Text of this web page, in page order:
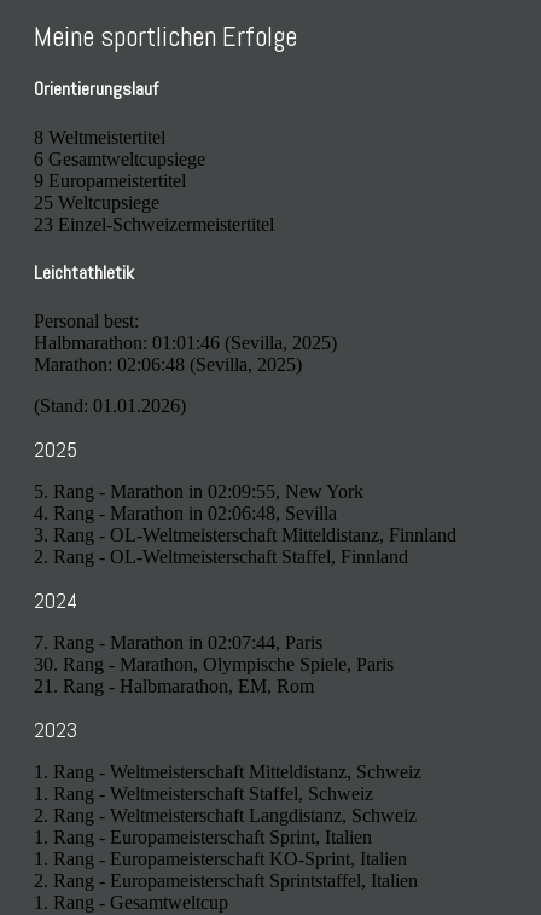
Meine sportlichen Erfolge
Orientierungslauf
8 Weltmeistertitel
6 Gesamtweltcupsiege
9 Europameistertitel
25 Weltcupsiege
23 Einzel-Schweizermeistertitel
Leichtathletik
Personal best:
Halbmarathon: 01:01:46 (Sevilla, 2025)
Marathon: 02:06:48 (Sevilla, 2025)
(Stand: 01.01.2026)
2025
5. Rang - Marathon in 02:09:55, New York
4. Rang - Marathon in 02:06:48, Sevilla
3. Rang - OL-Weltmeisterschaft Mitteldistanz, Finnland
2. Rang - OL-Weltmeisterschaft Staffel, Finnland
2024
7. Rang - Marathon in 02:07:44, Paris
30. Rang - Marathon, Olympische Spiele, Paris
21. Rang - Halbmarathon, EM, Rom
2023
1. Rang - Weltmeisterschaft Mitteldistanz, Schweiz
1. Rang - Weltmeisterschaft Staffel, Schweiz
2. Rang - Weltmeisterschaft Langdistanz, Schweiz
1. Rang - Europameisterschaft Sprint, Italien
1. Rang - Europameisterschaft KO-Sprint, Italien
2. Rang - Europameisterschaft Sprintstaffel, Italien
1. Rang - Gesamtweltcup